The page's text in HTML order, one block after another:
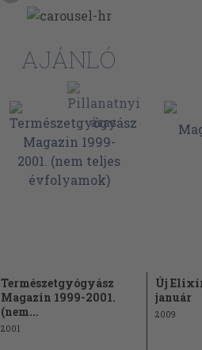
AJÁNLÓ
Természetgyógyász
Magazin 1999-2001.
(nem...
2001
Új
január
2009